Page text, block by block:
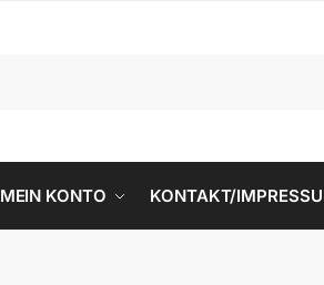
MEIN KONTO KONTAKT/